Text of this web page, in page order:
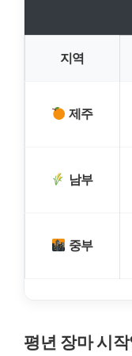
지역
제주
남부
중부
평년 장마 시